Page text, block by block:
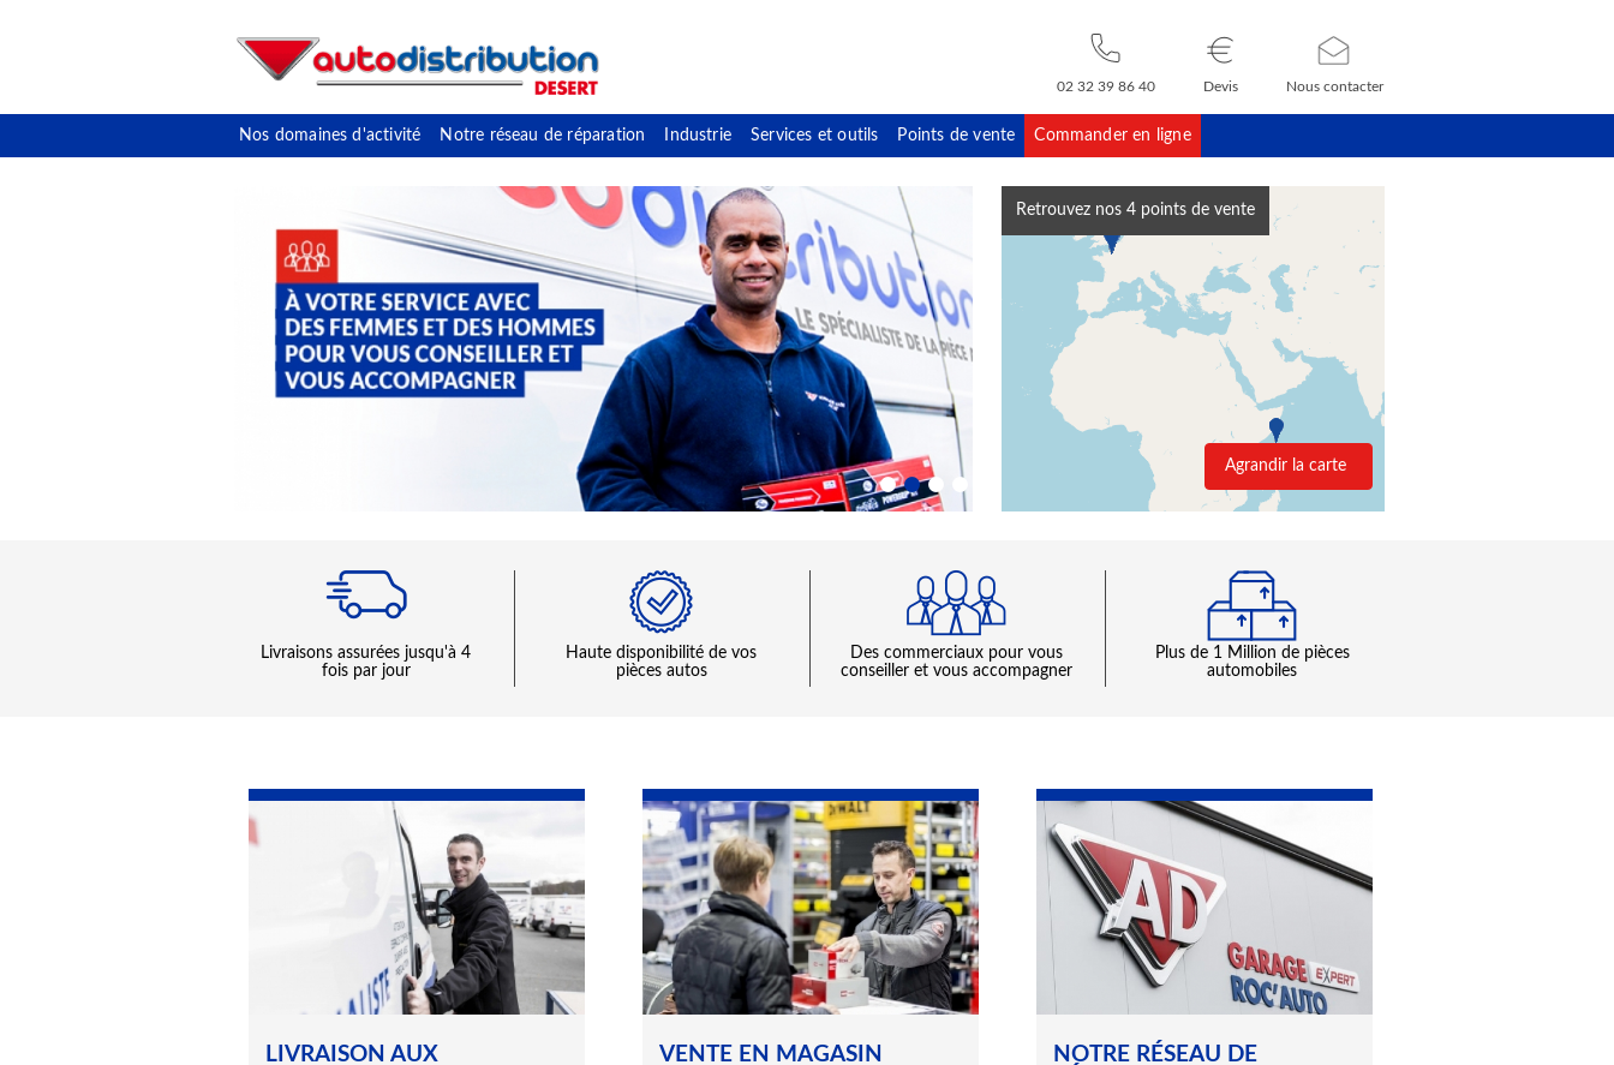
02 32 39 86 40 Devis Nous contacter
Nos domaines d'activité Notre réseau de réparation Industrie Services et outils Points de vente Commander en ligne
Retrouvez nos 4 points de vente
Agrandir la carte
livraisons assurées jusqu'à 4
fois par jour
haute disponibilité de vos
pièces autos
Des commerciaux pour vous
conseiller et vous accompagner
plus de 1 Million de pièces
automobiles
LIVRAISON AUX
VENTE EN MAGASIN
NOTRE RÉSEAU DE